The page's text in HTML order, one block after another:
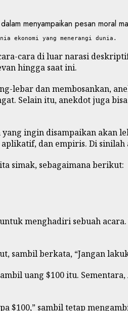
ekonomi yang menerangi dunia.
cara di luar narasi
hingga saat ini.
lebar dan membosankan,
Selain itu, anekdot juga
ingin disampaikan
dan empiris. Di
simak, sebagaimana berikut:
menghadiri sebuah
sambil berkata, “Jangan
uang $100 itu.
$100,” sambil tetap